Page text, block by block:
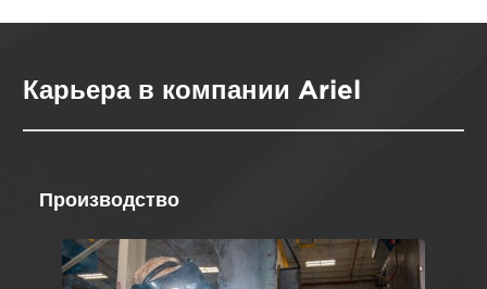
Карьера в компании Ariel
Производство